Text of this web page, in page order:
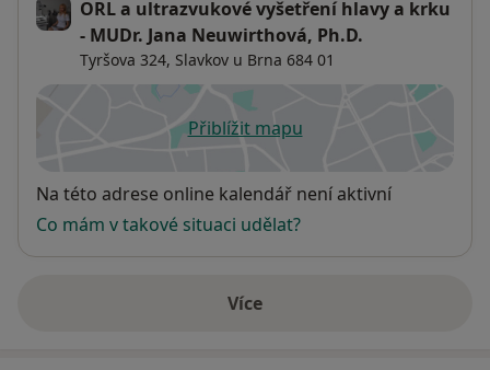
vztah se zdravotními pojišťovnami - otevření
ambulance s konceptem komplexní péče na poliklinice
města Slavkov u Brna.
Možnost komunikace pro zahraniční pacienty:
angličtina, francouzština.
ORL a ultrazvukové vyšetření hlavy a krku
- MUDr. Jana Neuwirthová, Ph.D.
Tyršova 324, Slavkov u Brna 684 01
Přiblížit mapuse otevře v nové záložce
Dostupnost
Na této adrese online kalendář není aktivní
Co mám v takové situaci udělat?
Víceo adrese